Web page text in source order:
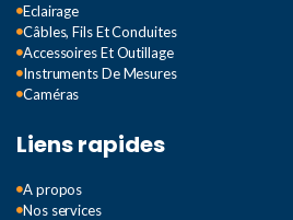
Eclairage
Câbles, Fils Et Conduites
Accessoires Et Outillage
Instruments De Mesures
Caméras
Liens rapides
A propos
Nos services